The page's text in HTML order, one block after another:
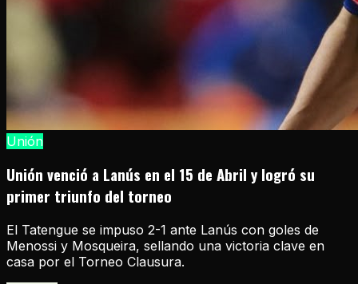
Unión
Unión venció a Lanús en el 15 de Abril y logró su
primer triunfo del torneo
El Tatengue se impuso 2-1 ante Lanús con goles de
Menossi y Mosqueira, sellando una victoria clave en
casa por el Torneo Clausura.